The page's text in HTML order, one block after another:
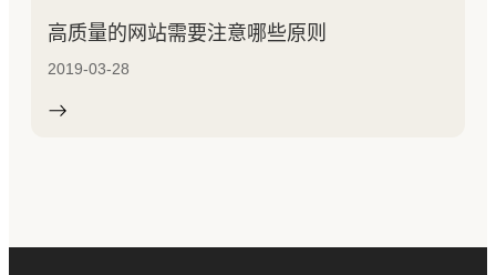
高质量的网站需要注意哪些原则
2019-03-28